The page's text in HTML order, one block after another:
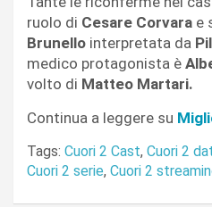
ruolo di Cesare Corvara e
Brunello interpretata da
medico protagonista è
volto di Matteo Martari.
Continua a leggere su
Tags: Cuori 2 Cast, Cuori 2
Cuori 2 serie, Cuori 2